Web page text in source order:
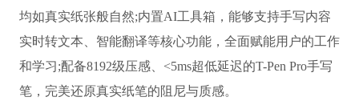
均如真实纸张般自然;内置AI工具箱，能够支持手写内容
实时转文本、智能翻译等核心功能，全面赋能用户的工作
和学习;配备8192级压感、<5ms超低延迟的T-Pen Pro手写
笔，完美还原真实纸笔的阻尼与质感。